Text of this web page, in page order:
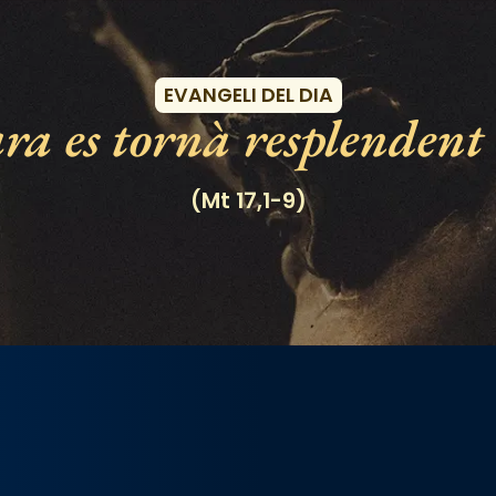
Esdeveniments
EVANGELI DEL DIA
es tornà resplendent
(Mt 17,1-9)